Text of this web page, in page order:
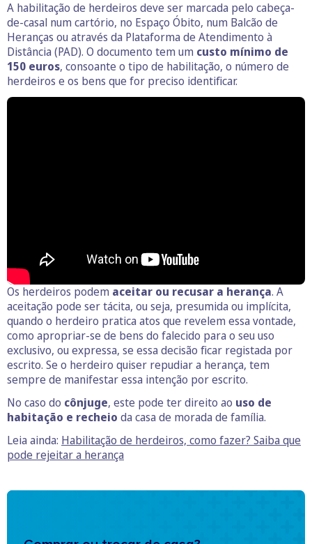
A habilitação de herdeiros deve ser marcada pelo cabeça-
de-casal num cartório, no Espaço Óbito, num Balcão de
Heranças ou através da Plataforma de Atendimento à
Distância (PAD). O documento tem um custo mínimo de
150 euros, consoante o tipo de habilitação, o número de
herdeiros e os bens que for preciso identificar.
Os herdeiros podem aceitar ou recusar a herança. A
aceitação pode ser tácita, ou seja, presumida ou implícita,
quando o herdeiro pratica atos que revelem essa vontade,
como apropriar-se de bens do falecido para o seu uso
exclusivo, ou expressa, se essa decisão ficar registada por
escrito. Se o herdeiro quiser repudiar a herança, tem
sempre de manifestar essa intenção por escrito.
No caso do cônjuge, este pode ter direito ao uso de
habitação e recheio da casa de morada de família.
Leia ainda: Habilitação de herdeiros, como fazer? Saiba que
pode rejeitar a herança